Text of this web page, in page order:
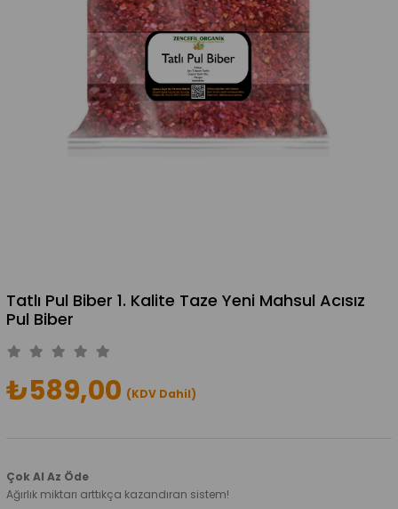
Tatlı Pul Biber 1. Kalite Taze Yeni Mahsul Acısız
Pul Biber
₺589,00 (KDV Dahil)
Çok Al Az Öde
Ağırlık miktarı arttıkça kazandıran sistem!